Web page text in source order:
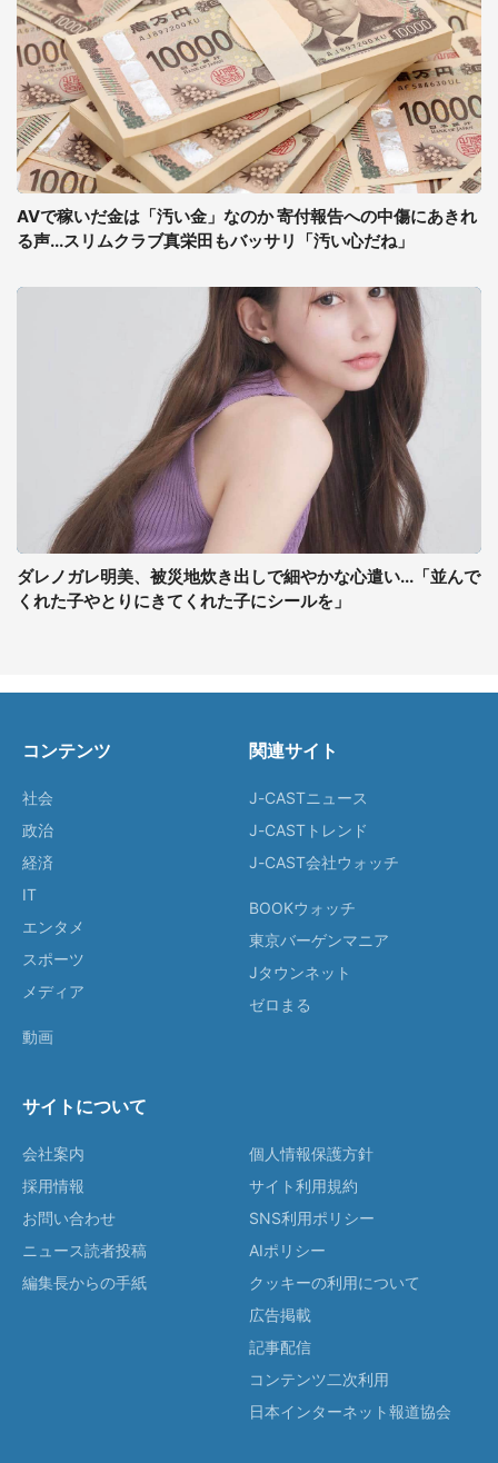
AVで稼いだ金は「汚い金」なのか 寄付報告への中傷にあきれ
る声...スリムクラブ真栄田もバッサリ「汚い心だね」
ダレノガレ明美、被災地炊き出しで細やかな心遣い...「並んで
くれた子やとりにきてくれた子にシールを」
コンテンツ
社会
政治
経済
IT
エンタメ
スポーツ
メディア
動画
関連サイト
J-CASTニュース
J-CASTトレンド
J-CAST会社ウォッチ
BOOKウォッチ
東京バーゲンマニア
Jタウンネット
ゼロまる
サイトについて
会社案内
採用情報
お問い合わせ
ニュース読者投稿
編集長からの手紙
個人情報保護方針
サイト利用規約
SNS利用ポリシー
AIポリシー
クッキーの利用について
広告掲載
記事配信
コンテンツ二次利用
日本インターネット報道協会